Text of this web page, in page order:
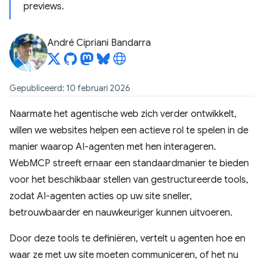
previews.
André Cipriani Bandarra
Gepubliceerd: 10 februari 2026
Naarmate het agentische web zich verder ontwikkelt,
willen we websites helpen een actieve rol te spelen in de
manier waarop AI-agenten met hen interageren.
WebMCP streeft ernaar een standaardmanier te bieden
voor het beschikbaar stellen van gestructureerde tools,
zodat AI-agenten acties op uw site sneller,
betrouwbaarder en nauwkeuriger kunnen uitvoeren.
Door deze tools te definiëren, vertelt u agenten hoe en
waar ze met uw site moeten communiceren, of het nu